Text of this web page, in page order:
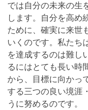
では自分の未来の生
します。自分を高め
ために、確実に来世
いくのです。私たち
を達成するのは難し
るにはとても長い時
から、目標に向かっ
する三つの良い境涯
うに努めるのです。